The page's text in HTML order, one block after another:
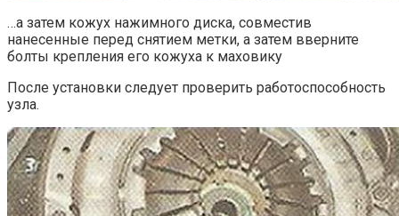
…а затем кожух нажимного диска, совместив
нанесенные перед снятием метки, а затем вверните
болты крепления его кожуха к маховику
После установки следует проверить работоспособность
узла.